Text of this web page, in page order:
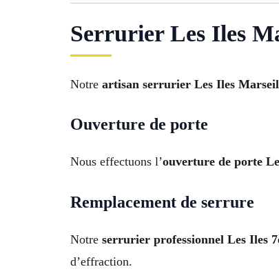
Serrurier Les Iles
Notre artisan serrurier Les Iles
Ouverture de porte
Nous effectuons l’ouverture de porte
Remplacement de serrure
Notre serrurier professionnel Les Iles
d’effraction.